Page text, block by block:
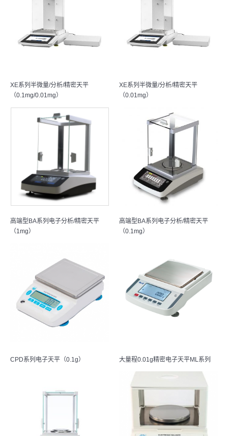
XE系列半微量/分析/精密天平
（0.1mg/0.01mg）
XE系列半微量/分析/精密天平
（0.01mg）
高端型BA系列电子分析/精密天平
（1mg）
高端型BA系列电子分析/精密天平
（0.1mg）
CPD系列电子天平（0.1g） 大量程0.01g精密电子天平ML系列